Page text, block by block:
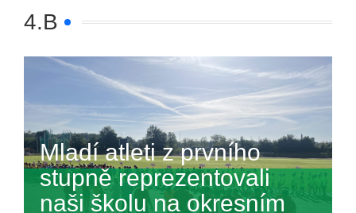
4.B
Mladí atleti z prvního
stupně reprezentovali
naši školu na okresním